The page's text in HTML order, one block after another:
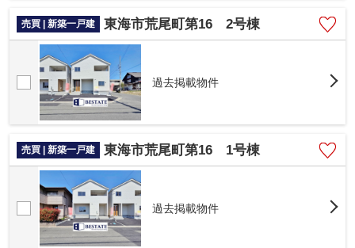
売買 | 新築一戸建 東海市荒尾町第16 2号棟
過去掲載物件
売買 | 新築一戸建 東海市荒尾町第16 1号棟
過去掲載物件